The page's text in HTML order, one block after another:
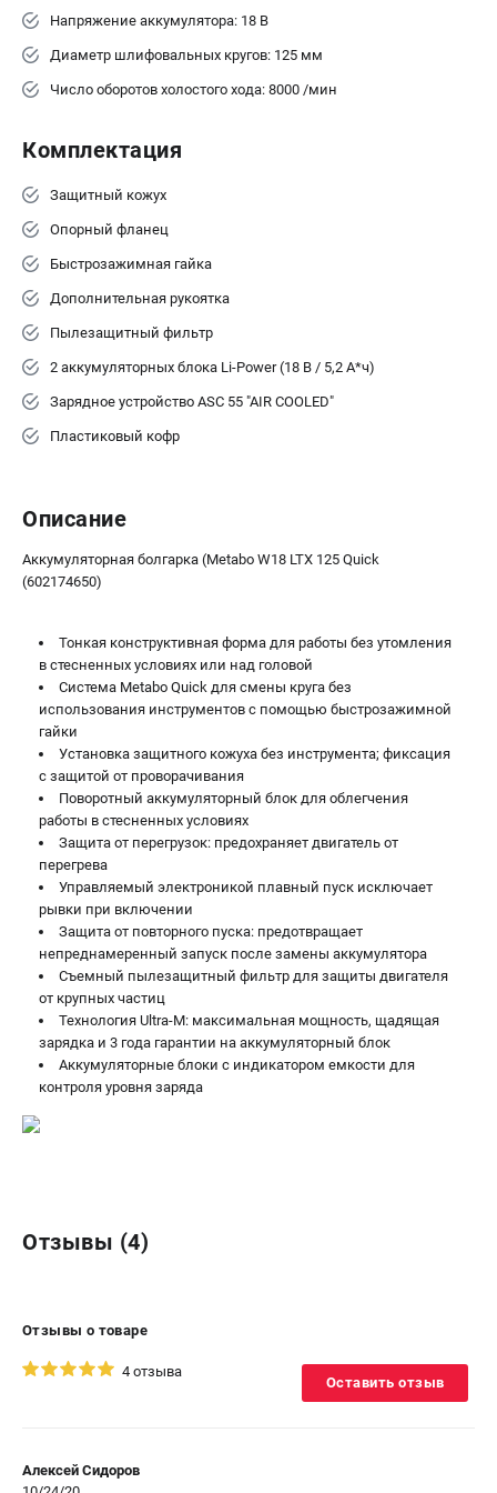
ЗАКАЗ ЗАПЧАСТЕЙ
+7 (911) 360-06-14 | +7 (8112) 59-10-67
zakaz@metabo-market.ru
Напряжение аккумулятора: 18 В
Диаметр шлифовальных кругов: 125 мм
Число оборотов холостого хода: 8000 /мин
Комплектация
Защитный кожух
Опорный фланец
Быстрозажимная гайка
Дополнительная рукоятка
Пылезащитный фильтр
2 аккумуляторных блока Li-Power (18 В / 5,2 А*ч)
Зарядное устройство ASC 55 "AIR COOLED"
Пластиковый кофр
Описание
Аккумуляторная болгарка (Metabo W18 LTX 125 Quick
(602174650)
Тонкая конструктивная форма для работы без утомления
в стесненных условиях или над головой
Система Metabo Quick для смены круга без
использования инструментов с помощью быстрозажимной
гайки
Установка защитного кожуха без инструмента; фиксация
с защитой от проворачивания
Поворотный аккумуляторный блок для облегчения
работы в стесненных условиях
Защита от перегрузок: предохраняет двигатель от
перегрева
Управляемый электроникой плавный пуск исключает
рывки при включении
Защита от повторного пуска: предотвращает
непреднамеренный запуск после замены аккумулятора
Съемный пылезащитный фильтр для защиты двигателя
от крупных частиц
Технология Ultra-M: максимальная мощность, щадящая
зарядка и 3 года гарантии на аккумуляторный блок
Аккумуляторные блоки с индикатором емкости для
контроля уровня заряда
Отзывы (4)
Отзывы о товаре
4 отзыва
Оставить отзыв
Алексей Сидоров